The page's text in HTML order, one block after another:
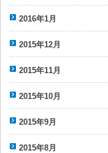
2016年1月
2015年12月
2015年11月
2015年10月
2015年9月
2015年8月